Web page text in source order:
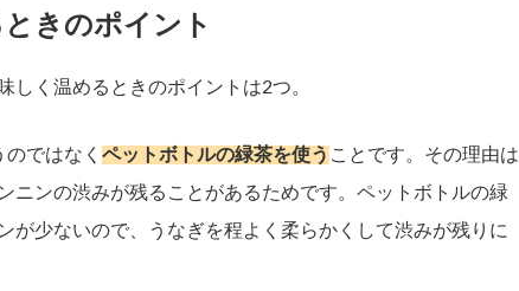
きのポイント
しく温めるときのポイントは2つ。
ではなく ペットボトルの緑茶を使う ことです。その理由は
ニンの渋みが残ることがあるためです。ペットボトルの緑
が少ないので、うなぎを程よく柔らかくして渋みが残りに